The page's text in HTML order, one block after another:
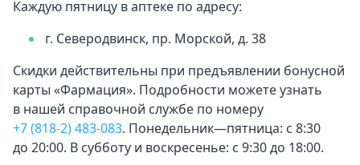
Каждую пятницу в аптеке по адресу:
г. Северодвинск, пр. Морской, д. 38
Скидки действительны при предъявлении бонусной
карты «Фармация». Подробности можете узнать
в нашей справочной службе по номеру
+7 (818-2) 483-083. Понедельник—пятница: с 8:30
до 20:00. В субботу и воскресенье: с 9:30 до 18:00.